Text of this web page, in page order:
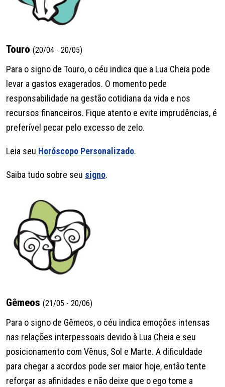
Touro (20/04 - 20/05)
Para o signo de Touro, o céu indica que a Lua Cheia pode
levar a gastos exagerados. O momento pede
responsabilidade na gestão cotidiana da vida e nos
recursos financeiros. Fique atento e evite imprudências, é
preferível pecar pelo excesso de zelo.
Leia seu Horóscopo Personalizado.
Saiba tudo sobre seu signo.
Gêmeos (21/05 - 20/06)
Para o signo de Gêmeos, o céu indica emoções intensas
nas relações interpessoais devido à Lua Cheia e seu
posicionamento com Vênus, Sol e Marte. A dificuldade
para chegar a acordos pode ser maior hoje, então tente
reforçar as afinidades e não deixe que o ego tome a